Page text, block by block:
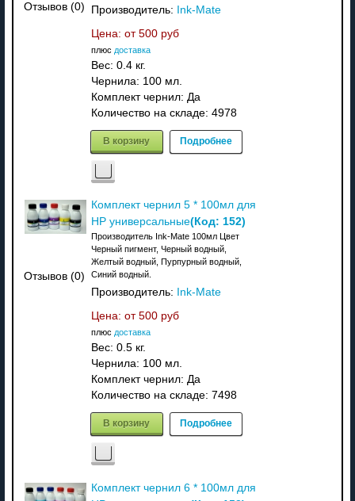
Отзывов (0) Производитель: Ink-Mate
Цена: от 500 руб
плюс доставка
Вес: 0.4 кг.
Чернила: 100 мл.
Комплект чернил: Да
Количество на складе: 4978
В корзину Подробнее
Отзывов (0)
Комплект чернил 5 * 100мл для
HP универсальные(Код: 152)
Производитель Ink-Mate 100мл Цвет
Черный пигмент, Черный водный,
Желтый водный, Пурпурный водный,
Синий водный.
Производитель: Ink-Mate
Цена: от 500 руб
плюс доставка
Вес: 0.5 кг.
Чернила: 100 мл.
Комплект чернил: Да
Количество на складе: 7498
В корзину Подробнее
Комплект чернил 6 * 100мл для